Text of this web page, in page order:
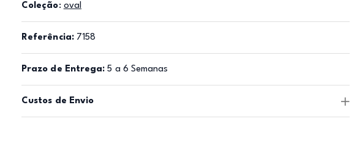
Coleção: oval
Referência: 7158
Prazo de Entrega: 5 a 6 Semanas
Custos de Envio